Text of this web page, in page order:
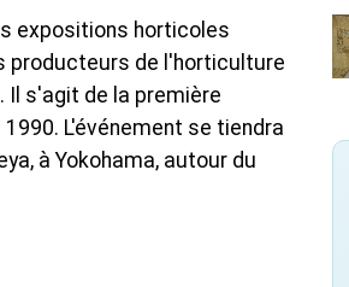
expositions horticoles
producteurs de l'horticulture
Il s'agit de la première
L'événement se tiendra
à Yokohama, autour du